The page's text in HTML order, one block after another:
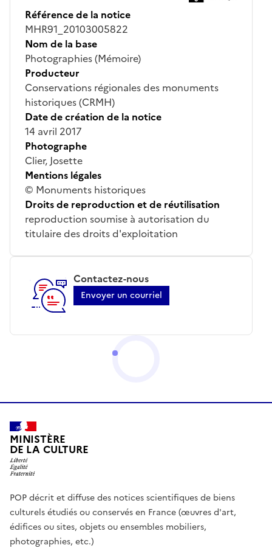
Référence de la notice
MHR91_20103005822
Nom de la base
Photographies (Mémoire)
Producteur
Conservations régionales des monuments
historiques (CRMH)
Date de création de la notice
14 avril 2017
Photographe
Clier, Josette
Mentions légales
© Monuments historiques
Droits de reproduction et de réutilisation
reproduction soumise à autorisation du
titulaire des droits d'exploitation
Contactez-nous
Envoyer un courriel
MINISTÈRE
DE LA CULTURE
POP décrit et diffuse des notices scientifiques de biens
culturels étudiés ou conservés en France (œuvres d'art,
édifices ou sites, objets ou ensembles mobiliers,
photographies, etc.)